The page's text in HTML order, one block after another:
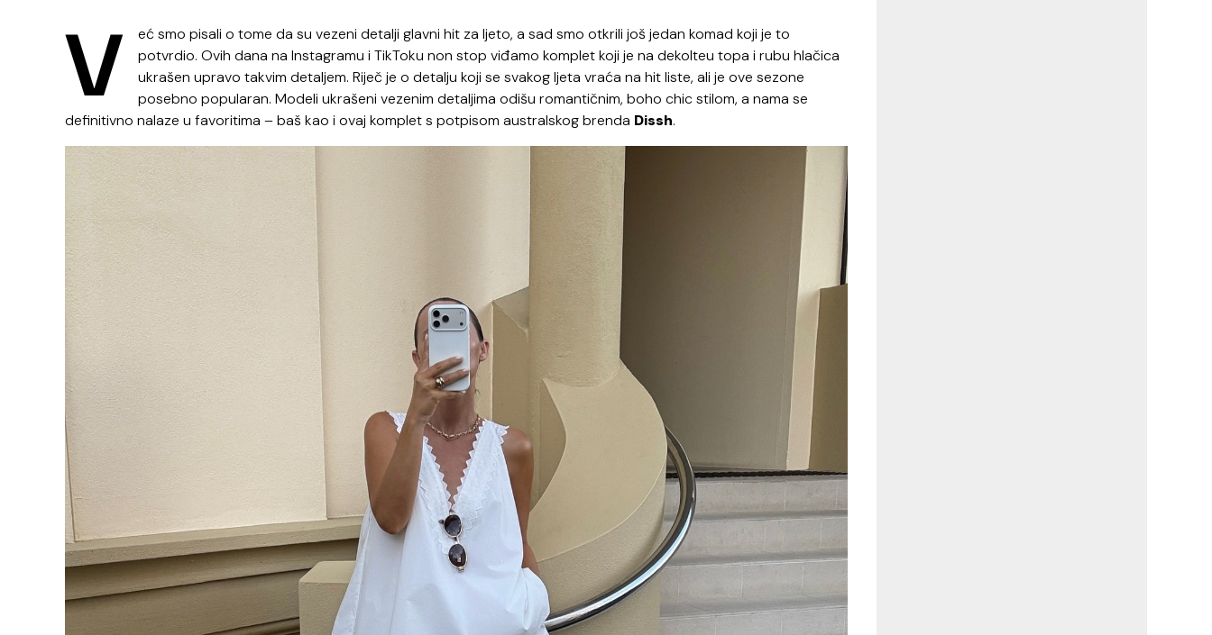
V
eć smo pisali o tome da su vezeni detalji glavni hit za ljeto, a sad smo otkrili još jedan komad koji je to
potvrdio. Ovih dana na Instagramu i TikToku non stop viđamo komplet koji je na dekolteu topa i rubu hlačica
ukrašen upravo takvim detaljem. Riječ je o detalju koji se svakog ljeta vraća na hit liste, ali je ove sezone
posebno popularan. Modeli ukrašeni vezenim detaljima odišu romantičnim, boho chic stilom, a nama se
definitivno nalaze u favoritima – baš kao i ovaj komplet s potpisom australskog brenda Dissh.